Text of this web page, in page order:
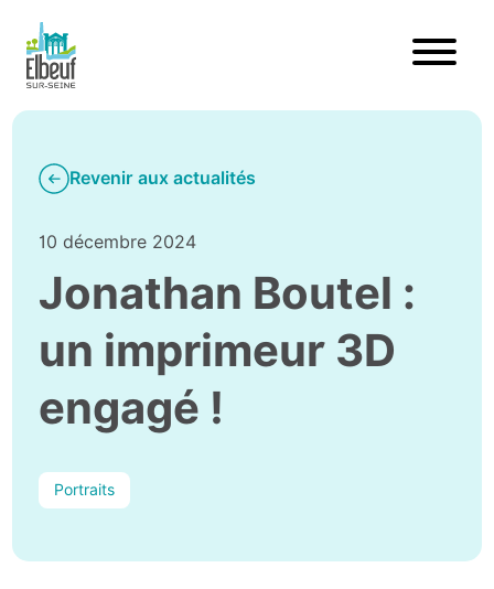
Revenir aux actualités
10 décembre 2024
Jonathan Boutel :
un imprimeur 3D
engagé !
Portraits